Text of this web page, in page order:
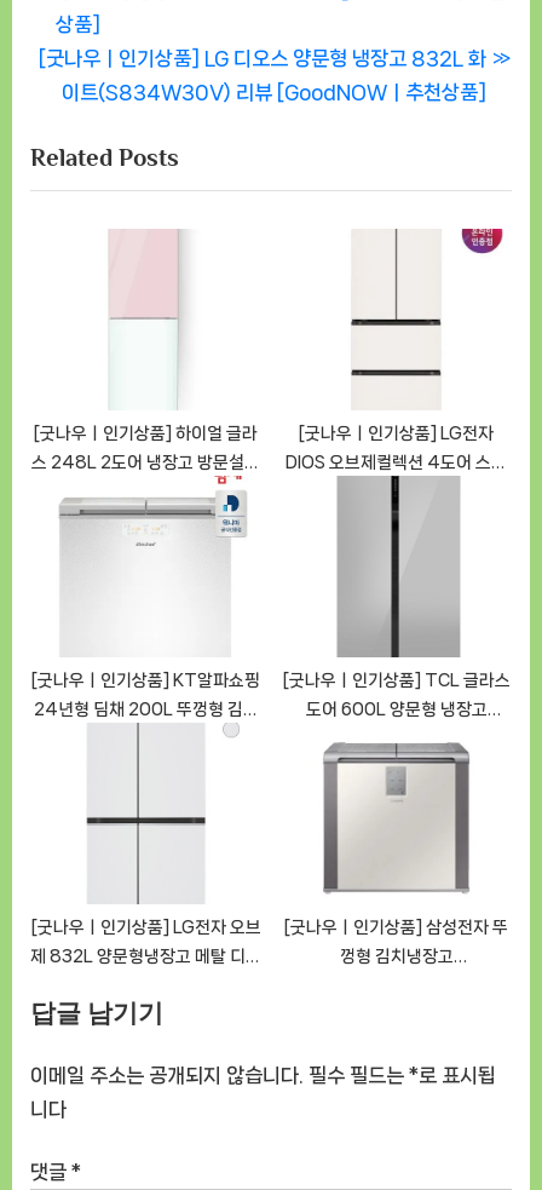
탐
색
e
v
u
s
상품]
N
t
P
[굿나우ㅣ인기상품] LG 디오스 양문형 냉장고 832L 화
이트(S834W30V) 리뷰 [GoodNOWㅣ추천상품]
Related Posts
[굿나우ㅣ인기상품] 하이얼 글라
스 248L 2도어 냉장고 방문설치
(모델명: HRP257MDPW)
[GoodNOWㅣ추천상품]
[굿나우ㅣ인기상품] LG전자
DIOS 오브제컬렉션 4도어 스탠
드형 김치냉장고 402L 네이처
[베이지/Z408MEEF23] 리뷰
[굿나우ㅣ인기상품] KT알파쇼핑
24년형 딤채 200L 뚜껑형 김치
냉장고 EDL20JFWAWS
[굿나우ㅣ인기상품] TCL 글라스
도어 600L 양문형 냉장고
HU073183-23004A)
[GoodNOWㅣ추천상품]
[굿나우ㅣ인기상품] LG전자 오브
제 832L 양문형냉장고 메탈 디오
S834MWW12) [GoodNOW
[굿나우ㅣ인기상품] 삼성전자 뚜
껑형 김치냉장고
답글 남기기
이메일 주소는 공개되지 않습니다. 필수 필드는 *로 표시됩
니다
댓글 *